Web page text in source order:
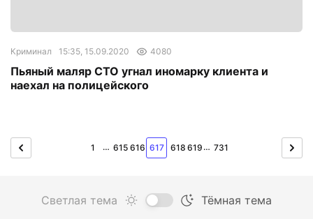
Криминал 15:35, 15.09.2020 4080
Пьяный маляр СТО угнал иномарку клиента и
наехал на полицейского
1 … 615 616 617 618 619 … 731